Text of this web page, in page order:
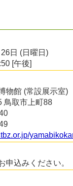
日 (日曜日)
[午後]
物館 (常設展示室)
鳥取市上町88
申込みください。